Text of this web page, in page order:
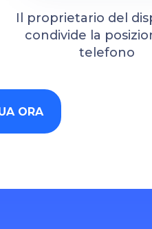
Il proprietario del
condivide la
telefono
ORA